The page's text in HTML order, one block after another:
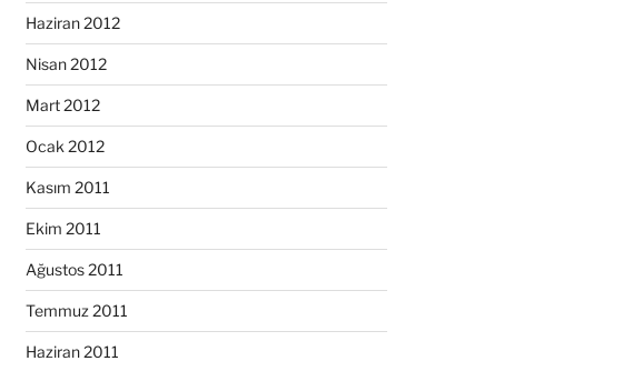
Haziran 2012
Nisan 2012
Mart 2012
Ocak 2012
Kasım 2011
Ekim 2011
Ağustos 2011
Temmuz 2011
Haziran 2011